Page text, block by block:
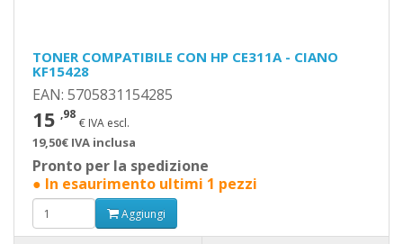
TONER COMPATIBILE CON HP CE311A - CIANO
KF15428
EAN: 5705831154285
15 ,98
€ IVA escl.
19,50€ IVA inclusa
Pronto per la spedizione
● In esaurimento ultimi 1 pezzi
Aggiungi